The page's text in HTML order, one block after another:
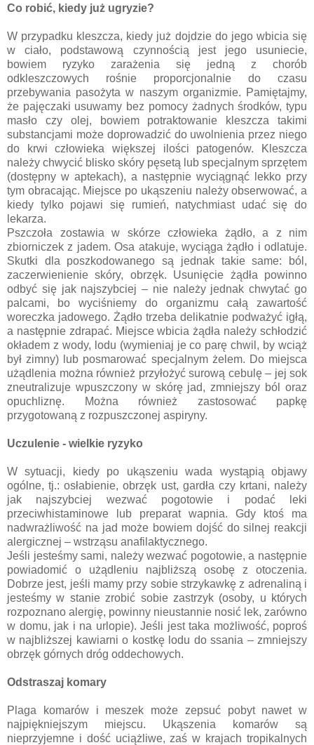
Co robić, kiedy już ugryzie?
W przypadku kleszcza, kiedy już dojdzie do jego wbicia się
w ciało, podstawową czynnością jest jego usuniecie,
bowiem ryzyko zarażenia się jedną z chorób
odkleszczowych rośnie proporcjonalnie do czasu
przebywania pasożyta w naszym organizmie. Pamiętajmy,
że pajęczaki usuwamy bez pomocy żadnych środków, typu
masło czy olej, bowiem potraktowanie kleszcza takimi
substancjami może doprowadzić do uwolnienia przez niego
do krwi człowieka większej ilości patogenów. Kleszcza
należy chwycić blisko skóry pęsetą lub specjalnym sprzętem
(dostępny w aptekach), a następnie wyciągnąć lekko przy
tym obracając. Miejsce po ukąszeniu należy obserwować, a
kiedy tylko pojawi się rumień, natychmiast udać się do
lekarza.
Pszczoła zostawia w skórze człowieka żądło, a z nim
zbiorniczek z jadem. Osa atakuje, wyciąga żądło i odlatuje.
Skutki dla poszkodowanego są jednak takie same: ból,
zaczerwienienie skóry, obrzęk. Usunięcie żądła powinno
odbyć się jak najszybciej – nie należy jednak chwytać go
palcami, bo wyciśniemy do organizmu całą zawartość
woreczka jadowego. Żądło trzeba delikatnie podważyć igłą,
a następnie zdrapać. Miejsce wbicia żądła należy schłodzić
okładem z wody, lodu (wymieniaj je co parę chwil, by wciąż
był zimny) lub posmarować specjalnym żelem. Do miejsca
użądlenia można również przyłożyć surową cebulę – jej sok
zneutralizuje wpuszczony w skórę jad, zmniejszy ból oraz
opuchliznę. Można również zastosować papkę
przygotowaną z rozpuszczonej aspiryny.
Uczulenie - wielkie ryzyko
W sytuacji, kiedy po ukąszeniu wada wystąpią objawy
ogólne, tj.: osłabienie, obrzęk ust, gardła czy krtani, należy
jak najszybciej wezwać pogotowie i podać leki
przeciwhistaminowe lub preparat wapnia. Gdy ktoś ma
nadwrażliwość na jad może bowiem dojść do silnej reakcji
alergicznej – wstrząsu anafilaktycznego.
Jeśli jesteśmy sami, należy wezwać pogotowie, a następnie
powiadomić o użądleniu najbliższą osobę z otoczenia.
Dobrze jest, jeśli mamy przy sobie strzykawkę z adrenaliną i
jesteśmy w stanie zrobić sobie zastrzyk (osoby, u których
rozpoznano alergię, powinny nieustannie nosić lek, zarówno
w domu, jak i na urlopie). Jeśli jest taka możliwość, poproś
w najbliższej kawiarni o kostkę lodu do ssania – zmniejszy
obrzęk górnych dróg oddechowych.
Odstraszaj komary
Plaga komarów i meszek może zepsuć pobyt nawet w
najpiękniejszym miejscu. Ukąszenia komarów są
nieprzyjemne i dość uciążliwe, zaś w krajach tropikalnych